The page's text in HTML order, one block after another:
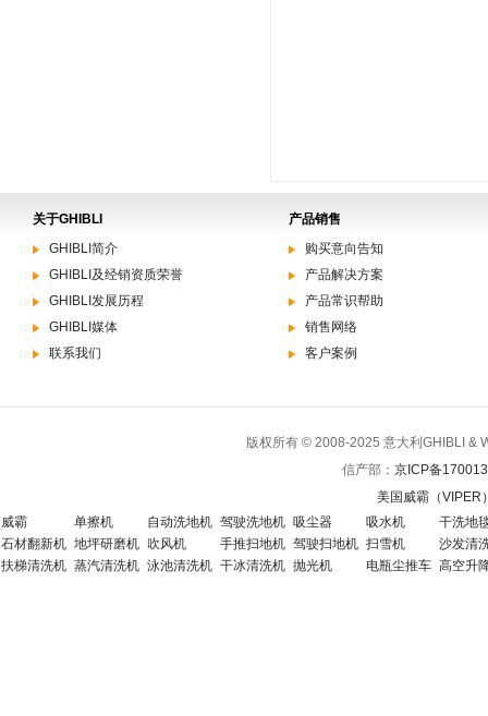
关于GHIBLI
GHIBLI简介
GHIBLI及经销资质荣誉
GHIBLI发展历程
GHIBLI媒体
联系我们
产品销售
购买意向告知
产品解决方案
产品常识帮助
销售网络
客户案例
版权所有 © 2008-2025 意大利GHIBLI &
信产部： 京ICP备
美国威霸（VIPER
威霸
单擦机 自动洗地机 驾驶洗地机 吸尘器 吸水机
干洗地
石材翻新机 地坪研磨机 吹风机 手推扫地机 驾驶扫地机 扫雪机
沙发清
扶梯清洗机 蒸汽清洗机 泳池清洗机 干冰清洗机 抛光机 电瓶尘推车 高空升